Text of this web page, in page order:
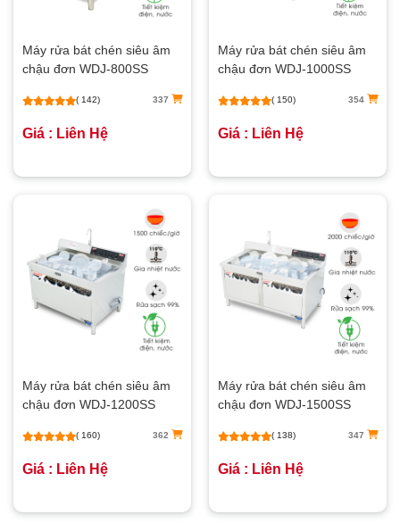
Máy rửa bát chén siêu âm
chậu đơn WDJ-800SS
( 142) 337
Giá : Liên Hệ
Máy rửa bát chén siêu âm
chậu đơn WDJ-1000SS
( 150) 354
Giá : Liên Hệ
Máy rửa bát chén siêu âm
chậu đơn WDJ-1200SS
( 160) 362
Giá : Liên Hệ
Máy rửa bát chén siêu âm
chậu đơn WDJ-1500SS
( 138) 347
Giá : Liên Hệ